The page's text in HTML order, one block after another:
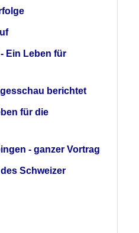
Ein Leben für
berichtet
für die
- ganzer Vortrag
Schweizer